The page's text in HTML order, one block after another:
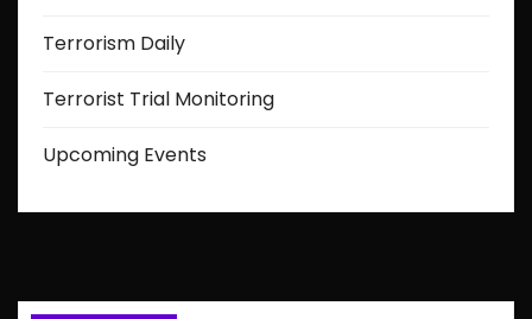
Terrorism Daily
Terrorist Trial Monitoring
Upcoming Events